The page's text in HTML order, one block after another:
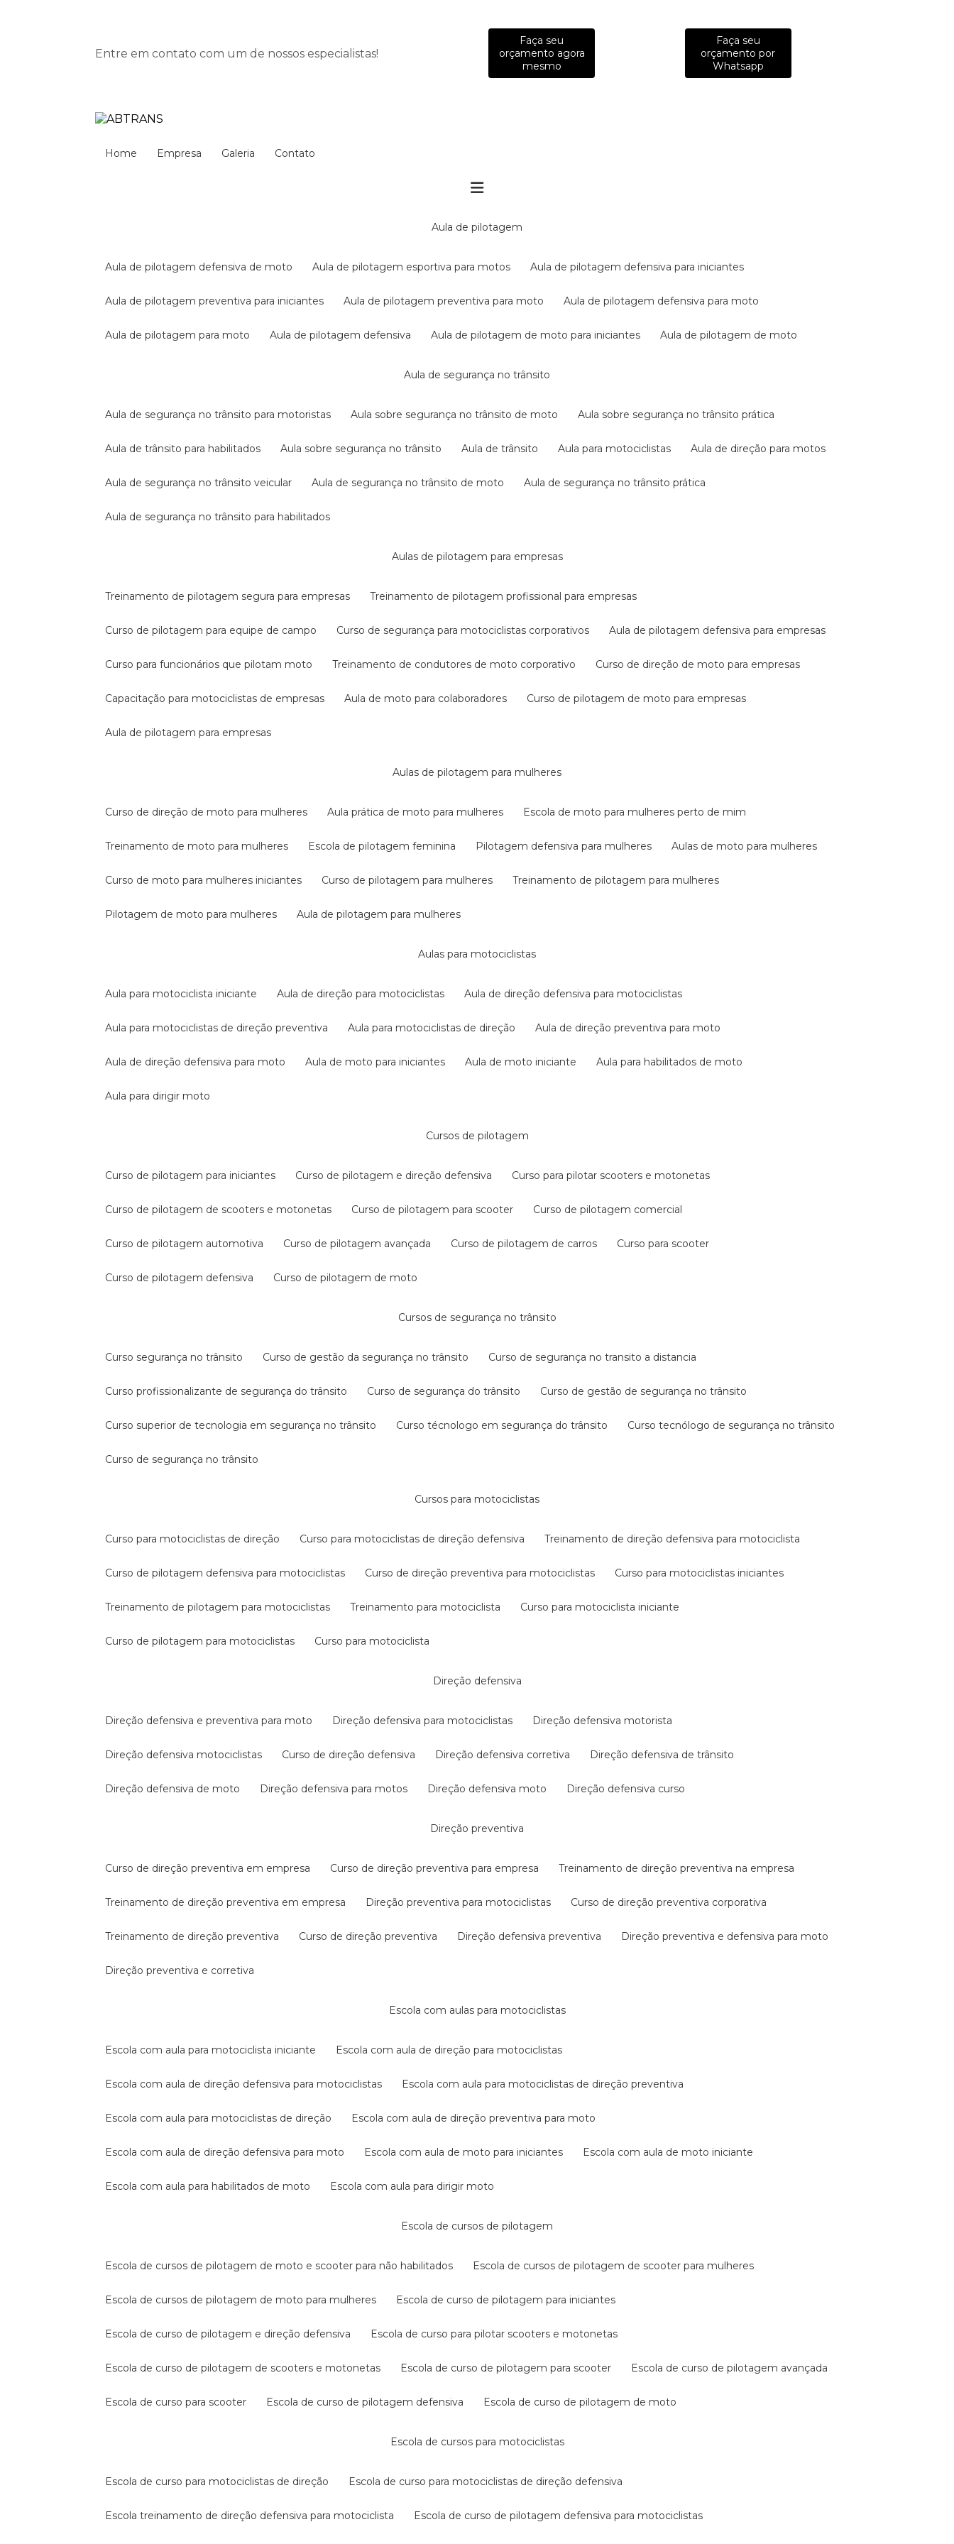
Entre em contato com um de nossos especialistas!
Faça seu
orçamento agora
mesmo
Faça seu
orçamento por
Whatsapp
Home Empresa Galeria Contato
aula de pilotagem
aula de pilotagem defensiva de moto aula de pilotagem esportiva para motos aula de pilotagem defensiva para iniciantes
aula de pilotagem preventiva para iniciantes aula de pilotagem preventiva para moto aula de pilotagem defensiva para moto
aula de pilotagem para moto aula de pilotagem defensiva aula de pilotagem de moto para iniciantes aula de pilotagem de moto
aula de segurança no trânsito
aula de segurança no trânsito para motoristas aula sobre segurança no trânsito de moto aula sobre segurança no trânsito prática
aula de trânsito para habilitados aula sobre segurança no trânsito aula de trânsito aula para motociclistas aula de direção para motos
aula de segurança no trânsito veicular aula de segurança no trânsito de moto aula de segurança no trânsito prática
aula de segurança no trânsito para habilitados
aulas de pilotagem para empresas
treinamento de pilotagem segura para empresas treinamento de pilotagem profissional para empresas
curso de pilotagem para equipe de campo curso de segurança para motociclistas corporativos aula de pilotagem defensiva para empresas
curso para funcionários que pilotam moto treinamento de condutores de moto corporativo curso de direção de moto para empresas
capacitação para motociclistas de empresas aula de moto para colaboradores curso de pilotagem de moto para empresas
aula de pilotagem para empresas
aulas de pilotagem para mulheres
curso de direção de moto para mulheres aula prática de moto para mulheres escola de moto para mulheres perto de mim
treinamento de moto para mulheres escola de pilotagem feminina pilotagem defensiva para mulheres aulas de moto para mulheres
curso de moto para mulheres iniciantes curso de pilotagem para mulheres treinamento de pilotagem para mulheres
pilotagem de moto para mulheres aula de pilotagem para mulheres
aulas para motociclistas
aula para motociclista iniciante aula de direção para motociclistas aula de direção defensiva para motociclistas
aula para motociclistas de direção preventiva aula para motociclistas de direção aula de direção preventiva para moto
aula de direção defensiva para moto aula de moto para iniciantes aula de moto iniciante aula para habilitados de moto
aula para dirigir moto
cursos de pilotagem
curso de pilotagem para iniciantes curso de pilotagem e direção defensiva curso para pilotar scooters e motonetas
curso de pilotagem de scooters e motonetas curso de pilotagem para scooter curso de pilotagem comercial
curso de pilotagem automotiva curso de pilotagem avançada curso de pilotagem de carros curso para scooter
curso de pilotagem defensiva curso de pilotagem de moto
cursos de segurança no trânsito
curso segurança no trânsito curso de gestão da segurança no trânsito curso de segurança no transito a distancia
curso profissionalizante de segurança do trânsito curso de segurança do trânsito curso de gestão de segurança no trânsito
curso superior de tecnologia em segurança no trânsito curso técnologo em segurança do trânsito curso tecnólogo de segurança no trânsito
curso de segurança no trânsito
cursos para motociclistas
curso para motociclistas de direção curso para motociclistas de direção defensiva treinamento de direção defensiva para motociclista
curso de pilotagem defensiva para motociclistas curso de direção preventiva para motociclistas curso para motociclistas iniciantes
treinamento de pilotagem para motociclistas treinamento para motociclista curso para motociclista iniciante
curso de pilotagem para motociclistas curso para motociclista
direção defensiva
direção defensiva e preventiva para moto direção defensiva para motociclistas direção defensiva motorista
direção defensiva motociclistas curso de direção defensiva direção defensiva corretiva direção defensiva de trânsito
direção defensiva de moto direção defensiva para motos direção defensiva moto direção defensiva curso
direção preventiva
curso de direção preventiva em empresa curso de direção preventiva para empresa treinamento de direção preventiva na empresa
treinamento de direção preventiva em empresa direção preventiva para motociclistas curso de direção preventiva corporativa
treinamento de direção preventiva curso de direção preventiva direção defensiva preventiva direção preventiva e defensiva para moto
direção preventiva e corretiva
escola com aulas para motociclistas
escola com aula para motociclista iniciante escola com aula de direção para motociclistas
escola com aula de direção defensiva para motociclistas escola com aula para motociclistas de direção preventiva
escola com aula para motociclistas de direção escola com aula de direção preventiva para moto
escola com aula de direção defensiva para moto escola com aula de moto para iniciantes escola com aula de moto iniciante
escola com aula para habilitados de moto escola com aula para dirigir moto
escola de cursos de pilotagem
escola de cursos de pilotagem de moto e scooter para não habilitados escola de cursos de pilotagem de scooter para mulheres
escola de cursos de pilotagem de moto para mulheres escola de curso de pilotagem para iniciantes
escola de curso de pilotagem e direção defensiva escola de curso para pilotar scooters e motonetas
escola de curso de pilotagem de scooters e motonetas escola de curso de pilotagem para scooter escola de curso de pilotagem avançada
escola de curso para scooter escola de curso de pilotagem defensiva escola de curso de pilotagem de moto
escola de cursos para motociclistas
escola de curso para motociclistas de direção escola de curso para motociclistas de direção defensiva
escola treinamento de direção defensiva para motociclista escola de curso de pilotagem defensiva para motociclistas